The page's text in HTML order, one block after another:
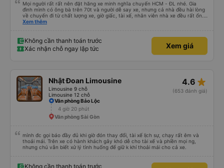
Mọi người rất rất nên đặt hãng xe minh nghĩa chuyến HCM - ĐL nhé. Gia
đình mình có ông bà trên 70t và người dễ say xe, nhưng cả nhà đều hài lòng
về chuyến đi từ chất lượng xe, giờ giấc, tài xế, nhân viên nhà xe đều rất ổn.
Cảm ơn Thread City đã giới thiệu cho mình hãng xe giữa một rừng các hãng
Xem thêm
Không cần thanh toán trước
Xác nhận chỗ ngay lập tức
Xem giá
Nhật Đoan Limousine
Limousine 9 chỗ
Limousine 12 chỗ
4.6 star_rate
(653 đánh giá)
Văn phòng Bảo Lộc
4 giờ 20 phút
Văn phòng Sài Gòn
mình đc gọi báo đầy đủ khi giờ đón thay đổi, tài xế lịch sự, chạy rất êm và
thoải mái. Trên xe có hành khách gây khó dễ cho tài xế và phiền mọi ng,
nhưng chú vẫn biết xử lý tình huống để giữ k khí thoải mái cho cả xe.
Không cần thanh toán trước